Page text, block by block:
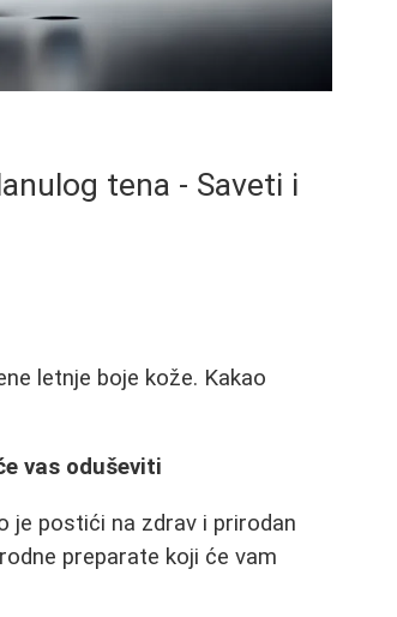
tena - Saveti i
letnje boje kože. Kakao
vas oduševiti
je postići na zdrav i prirodan
preparate koji će vam